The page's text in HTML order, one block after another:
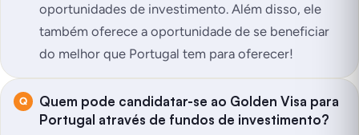
oportunidades de investimento. Além disso, ele
também oferece a oportunidade de se beneficiar
do melhor que Portugal tem para oferecer!
Quem pode candidatar-se ao Golden Visa para
Portugal através de fundos de investimento?